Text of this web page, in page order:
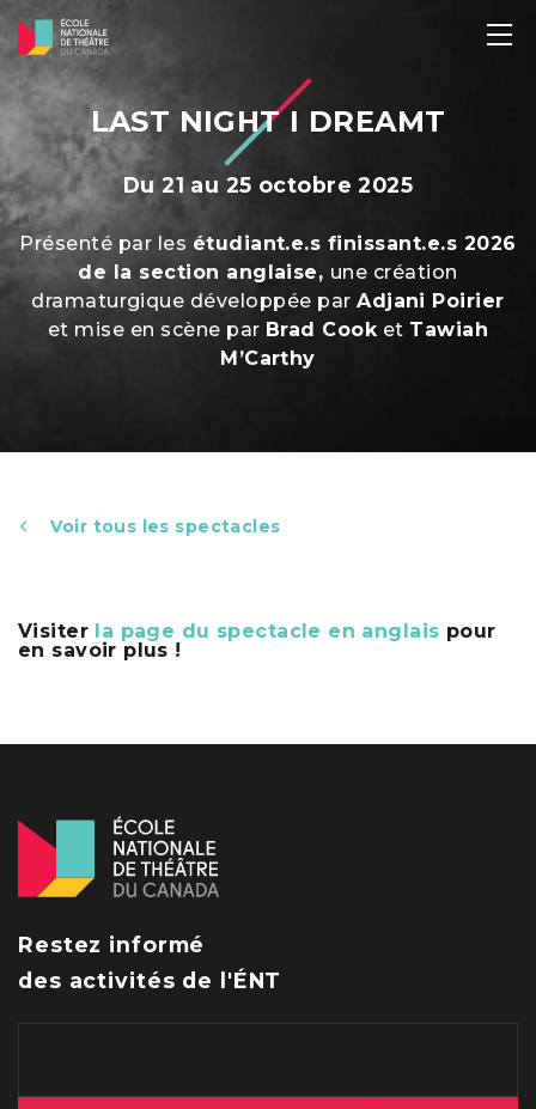
LAST NIGHT I DREAMT
Du 21 au 25 octobre 2025
Présenté par les étudiant.e.s finissant.e.s 2026
de la section anglaise, une création
dramaturgique développée parAdjani Poirier
et mise en scène par Brad Cooket Tawiah
M’Carthy
Voir tous les spectacles
Visiter la page du spectacle en anglais pour
en savoir plus !
Restez informé
des activités de l'ÉNT